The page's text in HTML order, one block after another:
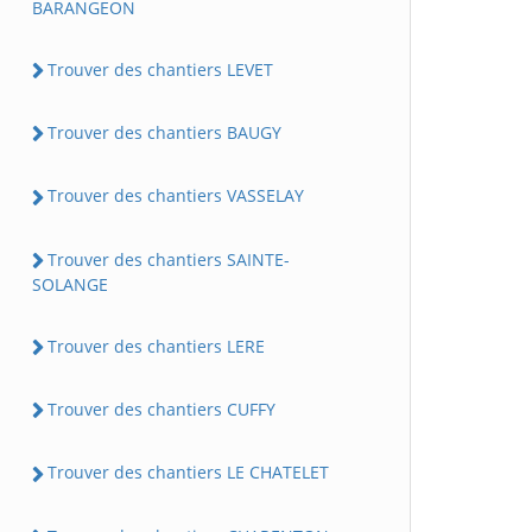
BARANGEON
Trouver des chantiers LEVET
Trouver des chantiers BAUGY
Trouver des chantiers VASSELAY
Trouver des chantiers SAINTE-
SOLANGE
Trouver des chantiers LERE
Trouver des chantiers CUFFY
Trouver des chantiers LE CHATELET